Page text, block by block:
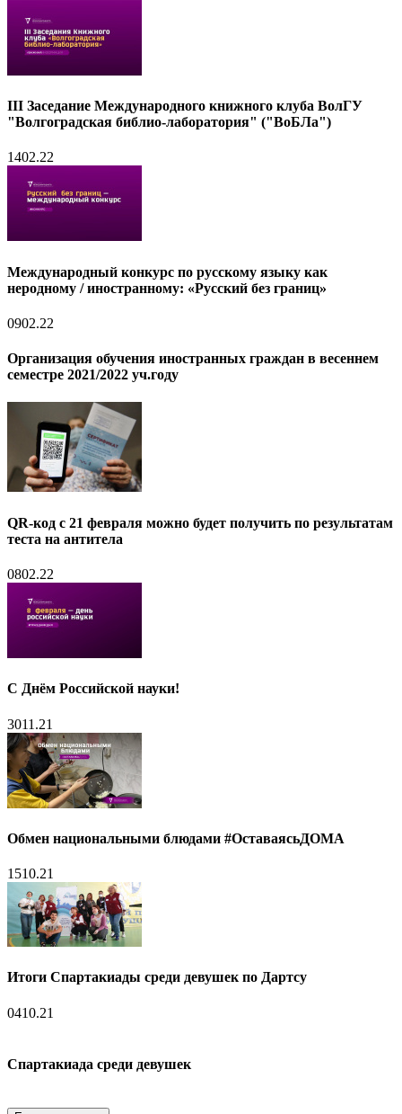
III Заседаниe Международного книжного клуба ВолГУ
"Волгоградская библио-лаборатория" ("ВоБЛа")
1402.22
Международный конкурс по русскому языку как
неродному / иностранному: «Русский без границ»
0902.22
Организация обучения иностранных граждан в весеннем
семестре 2021/2022 уч.году
QR-код с 21 февраля можно будет получить по результатам
теста на антитела
0802.22
C Днём Российской науки!
3011.21
Обмен национальными блюдами #ОставаясьДОМА
1510.21
Итоги Спартакиады среди девушек по Дартсу
0410.21
Спартакиада среди девушек